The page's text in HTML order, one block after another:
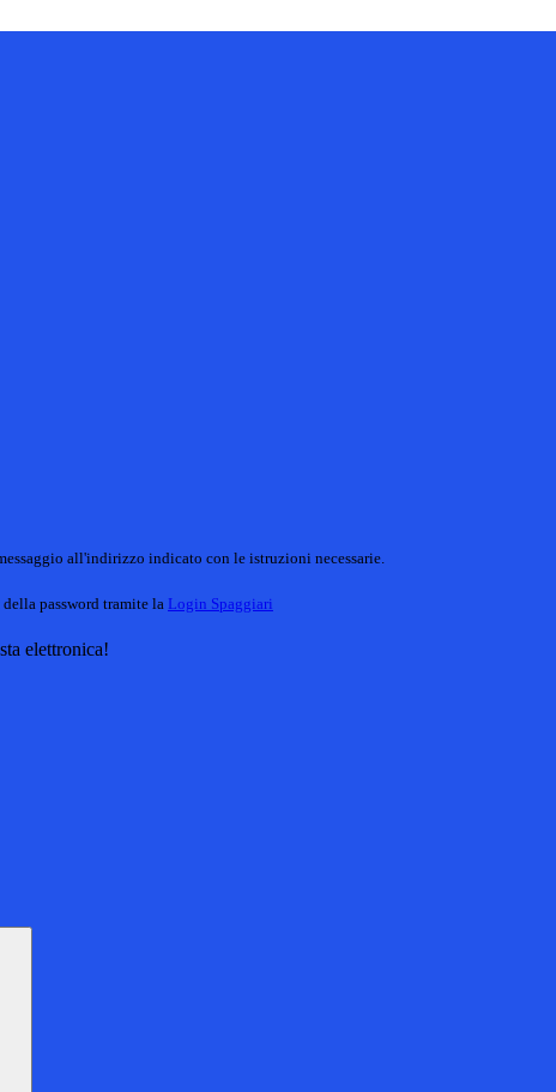
all'indirizzo indicato con le istruzioni necessarie.
password tramite la Login Spaggiari
elettronica!